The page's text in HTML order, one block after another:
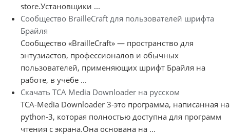
store.Установщики ...
Сообщество BrailleCraft для пользователей шрифта
Брайля
Сообщество «BrailleCraft» — пространство для
энтузиастов, профессионалов и обычных
пользователей, применяющих шрифт Брайля на
работе, в учёбе ...
Скачать TCA Media Downloader на русском
TCA-Media Downloader 3-это программа, написанная на
python-3, которая полностью доступна для программ
чтения с экрана.Она основана на ...